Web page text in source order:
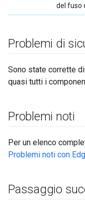
del fuso
Problemi di
Sono state corrette
quasi tutti i
Problemi noti
Per un elenco
Problemi noti con
Passaggio